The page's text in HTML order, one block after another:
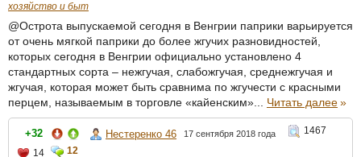
хозяйство и быт
@Острота выпускаемой сегодня в Венгрии паприки варьируется
от очень мягкой паприки до более жгучих разновидностей,
которых сегодня в Венгрии официально установлено 4
стандартных сорта – нежгучая, слабожгучая, среднежгучая и
жгучая, которая может быть сравнима по жгучести с красными
перцем, называемым в торговле «кайенским»... Читать далее»
+32 Нестеренко 46 17 сентября 2018 года
1467
14
12